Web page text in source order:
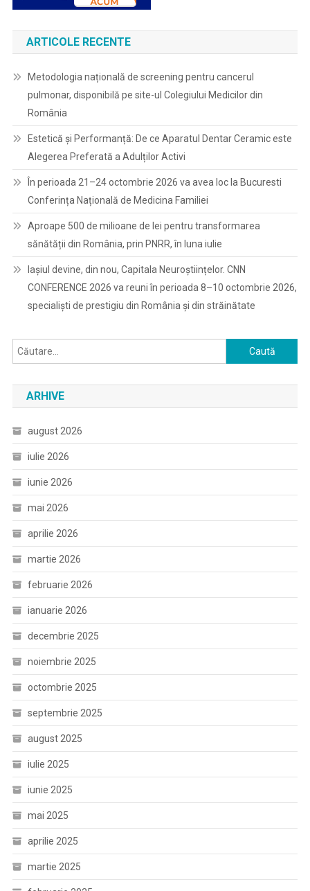
ARTICOLE RECENTE
Metodologia națională de screening pentru cancerul
pulmonar, disponibilă pe site-ul Colegiului Medicilor din
România
Estetică și Performanță: De ce Aparatul Dentar Ceramic este
Alegerea Preferată a Adulților Activi
În perioada 21–24 octombrie 2026 va avea loc la Bucuresti
Conferința Națională de Medicina Familiei
Aproape 500 de milioane de lei pentru transformarea
sănătății din România, prin PNRR, în luna iulie
Iașiul devine, din nou, Capitala Neuroștiințelor. CNN
CONFERENCE 2026 va reuni în perioada 8–10 octombrie 2026,
specialiști de prestigiu din România și din străinătate
Caută
după:
ARHIVE
august 2026
iulie 2026
iunie 2026
mai 2026
aprilie 2026
martie 2026
februarie 2026
ianuarie 2026
decembrie 2025
noiembrie 2025
octombrie 2025
septembrie 2025
august 2025
iulie 2025
iunie 2025
mai 2025
aprilie 2025
martie 2025